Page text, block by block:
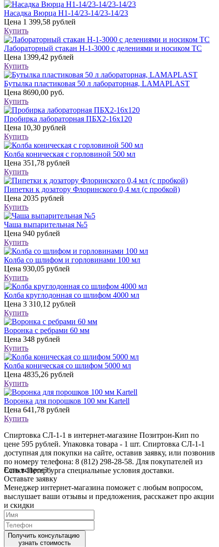
Насадка Вюрца Н1-14/23-14/23-14/23
Цена 1 399,58 рублей
Купить
Лабораторный стакан Н-1-3000 с делениями и носиком ТС
Цена 1399,42 рублей
Купить
Бутылка пластиковая 50 л лабораторная, LAMAPLAST
Цена 8690,00 руб.
Купить
Пробирка лабораторная ПБХ2-16х120
Цена 10,30 рублей
Купить
Колба коническая с горловиной 500 мл
Цена 351,78 рублей
Купить
Пипетки к дозатору Флоринского 0,4 мл (с пробкой)
Цена 2035 рублей
Купить
Чаша выпарительная №5
Цена 940 рублей
Купить
Колба со шлифом и горловинами 100 мл
Цена 930,05 рублей
Купить
Колба круглодонная со шлифом 4000 мл
Цена 3 310,12 рублей
Купить
Воронка с ребрами 60 мм
Цена 348 рублей
Купить
Колба коническая со шлифом 5000 мл
Цена 4835,26 рублей
Купить
Воронка для порошков 100 мм Kartell
Цена 641,78 рублей
Купить
Спиртовка СЛ-1-1 в интернет-магазине Позитрон-Кип по
цене 595 рублей. Упаковка товара - 1 шт. Спиртовка СЛ-1-1
доступная для покупки на сайте, оставив заявку, или позвонив
по номеру телефона: 8 (812) 298-28-58. Для покупателей из
Санкт-Петербурга специальные условия доставки.
Есть вопрос?
Оставьте заявку
Менеджер интернет-магазина поможет с любым вопросом,
выслушает ваши отзывы и предложения, расскажет про акции
и скидки
Получить консультацию
узнать стоимость